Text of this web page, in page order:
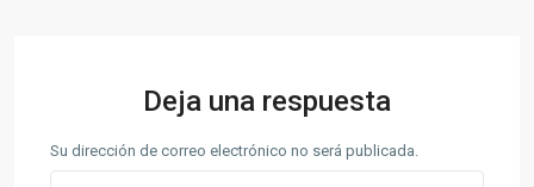
Deja una respuesta
Su dirección de correo electrónico no será publicada.